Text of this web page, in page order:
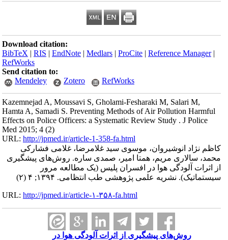
Download citation:
BibTeX |RIS |EndNote |Medlars |ProCite |Reference Manager
RefWorks
Send citation to:
Mendeley
Zotero RefWorks
Kazemnejad A, Moussavi S, Gholami-Fesharaki M, Salari M,
Hamta A, Samadi S. Preventing Methods of Air Pollution Harmful
Effects on Police Officers: a Systematic Review Study . J Police
Med 2015; 4 (2)
URL:http://jpmed.ir/article-1-358-fa.html
کاظم نژاد انوشیروان، موسوی سید غلامرضا، غلامی فشارکی
محمد، سالاری مریم، همتا امیر، صمدی ساره. روش‌های پیشگیری
از اثرات آلودگی هوا در افسران پلیس (یک مطالعه مرور
سیستماتیک). نشریه علمی پژوهشی طب انتظامی. ۱۳۹۴; ۴ (۲)
URL:http://jpmed.ir/article-۱-۳۵۸-fa.html
روش‌های پیشگیری از اثرات آلودگی هوا در